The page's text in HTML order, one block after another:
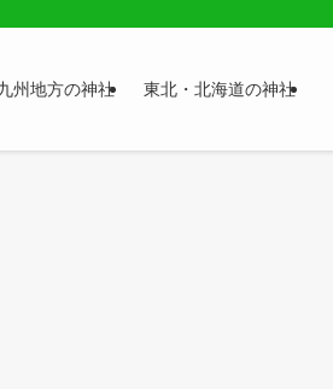
州地方の神社 東北・北海道の神社